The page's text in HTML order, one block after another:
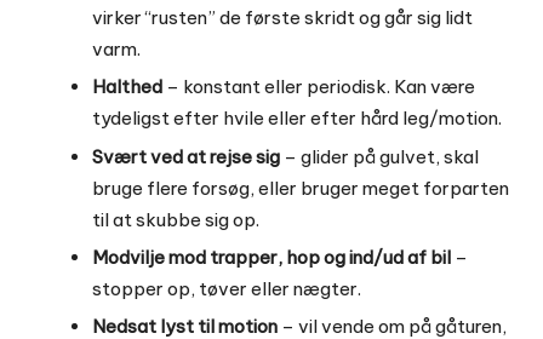
virker “rusten” de første skridt og går sig lidt
varm.
Halthed – konstant eller periodisk. Kan være
tydeligst efter hvile eller efter hård leg/motion.
Svært ved at rejse sig – glider på gulvet, skal
bruge flere forsøg, eller bruger meget forparten
til at skubbe sig op.
Modvilje mod trapper, hop og ind/ud af bil –
stopper op, tøver eller nægter.
Nedsat lyst til motion – vil vende om på gåturen,